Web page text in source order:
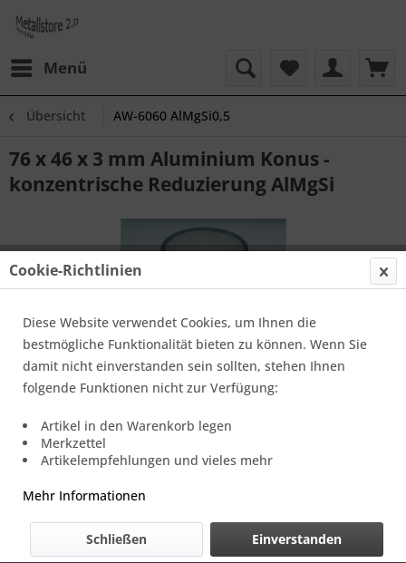
Menü
Übersicht AW-6060 AlMgSi0,5
76 x 46 x 3 mm Aluminium Konus -
konzentrische Reduzierung AlMgSi
Preis und Verfügbarkeit auf Anfrage.
Benachrichtigen Sie mich, sobald der Artikel
Cookie-Richtlinien
Diese Website verwendet Cookies, um Ihnen die
bestmögliche Funktionalität bieten zu können. Wenn Sie
damit nicht einverstanden sein sollten, stehen Ihnen
folgende Funktionen nicht zur Verfügung:
Artikel in den Warenkorb legen
Merkzettel
Artikelempfehlungen und vieles mehr
Mehr Informationen
Einverstanden
Schließen